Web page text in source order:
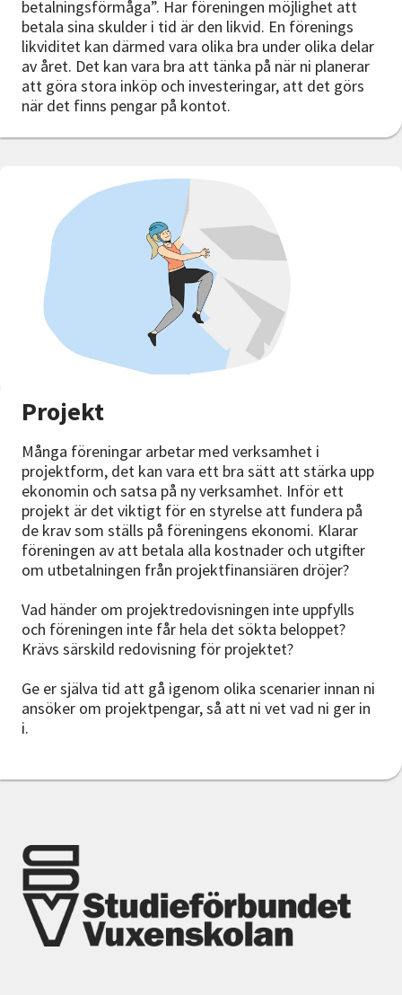
betalningsförmåga”. Har föreningen möjlighet att
betala sina skulder i tid är den likvid. En förenings
likviditet kan därmed vara olika bra under olika delar
av året. Det kan vara bra att tänka på när ni planerar
att göra stora inköp och investeringar, att det görs
när det finns pengar på kontot.
Projekt
Många föreningar arbetar med verksamhet i
projektform, det kan vara ett bra sätt att stärka upp
ekonomin och satsa på ny verksamhet. Inför ett
projekt är det viktigt för en styrelse att fundera på
de krav som ställs på föreningens ekonomi. Klarar
föreningen av att betala alla kostnader och utgifter
om utbetalningen från projektfinansiären dröjer?
Vad händer om projektredovisningen inte uppfylls
och föreningen inte får hela det sökta beloppet?
Krävs särskild redovisning för projektet?
Ge er själva tid att gå igenom olika scenarier innan ni
ansöker om projektpengar, så att ni vet vad ni ger in
i.